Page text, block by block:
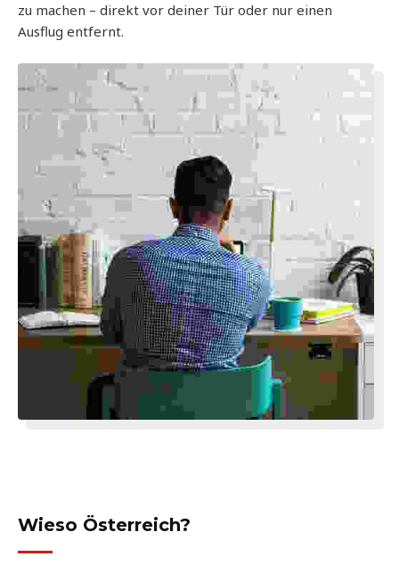
zu machen – direkt vor deiner Tür oder nur einen
Ausflug entfernt.
Wieso Österreich?